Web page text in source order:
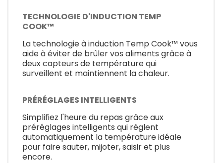
TECHNOLOGIE D'INDUCTION TEMP
COOK™
La technologie à induction Temp Cook™ vous
aide à éviter de brûler vos aliments grâce à
deux capteurs de température qui
surveillent et maintiennent la chaleur.
PRÉRÉGLAGES INTELLIGENTS
Simplifiez l'heure du repas grâce aux
préréglages intelligents qui règlent
automatiquement la température idéale
pour faire sauter, mijoter, saisir et plus
encore.